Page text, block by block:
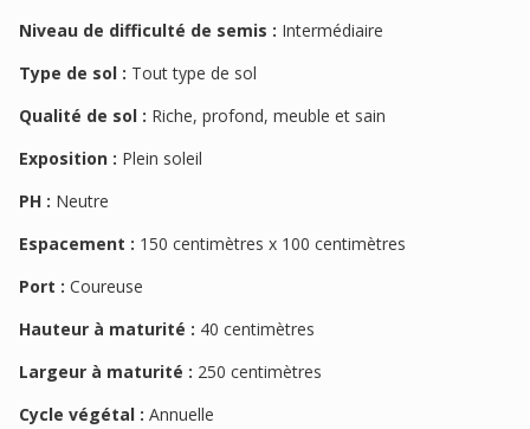
Niveau de difficulté de semis : Intermédiaire
Type de sol : Tout type de sol
Qualité de sol : Riche, profond, meuble et sain
Exposition : Plein soleil
PH : Neutre
Espacement : 150 centimètres x 100 centimètres
Port : Coureuse
Hauteur à maturité : 40 centimètres
Largeur à maturité : 250 centimètres
Cycle végétal : Annuelle